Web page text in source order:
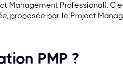
Management Professional).
proposée par le Project
PMP ?